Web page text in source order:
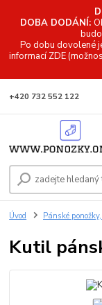
DOBA DODÁNÍ:
Po dobu dovolené
informacíZDE
+420 732 552 122
Úvod Pánské
Kutil